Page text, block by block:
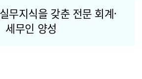
무지식을 갖춘 전문 회계·
세무인 양성